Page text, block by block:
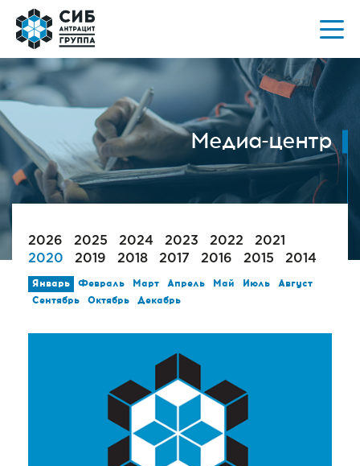
Медиа-центр
2026 2025 2024 2023 2022
2021
2020
2019 2018 2017 2016 2015 2014
Январь Февраль Март Апрель Май Июль
Август
Сентябрь
Октябрь Декабрь